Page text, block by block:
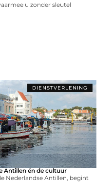
u zonder sleutel
DIENSTVERLENING
Antillen én de cultuur
Nederlandse Antillen, begint